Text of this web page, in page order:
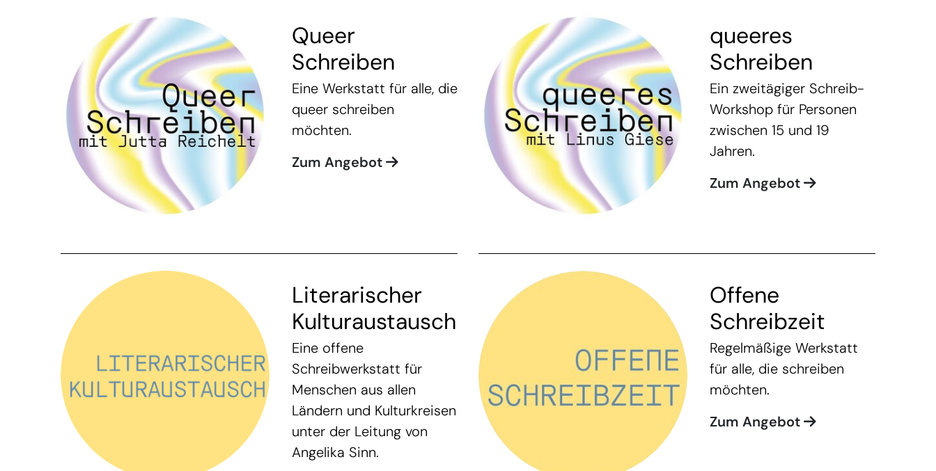
Queer
Schreiben
Eine Werkstatt für alle, die
queer schreiben
möchten.
Zum Angebot
queeres
Schreiben
Ein zweitägiger Schreib-
Workshop für Personen
zwischen 15 und 19
Jahren.
Zum Angebot
Literarischer
Kulturaustausch
Eine offene
Schreibwerkstatt für
Menschen aus allen
Ländern und Kulturkreisen
unter der Leitung von
Angelika Sinn.
Offene
Schreibzeit
Regelmäßige Werkstatt
für alle, die schreiben
möchten.
Zum Angebot